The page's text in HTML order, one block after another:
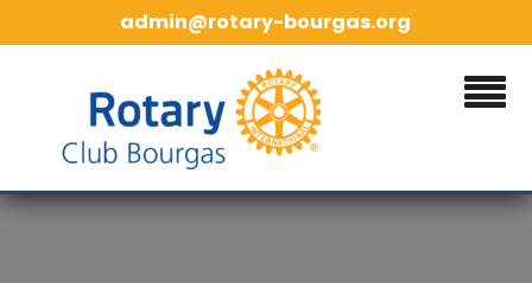
admin@rotary-bourgas.org